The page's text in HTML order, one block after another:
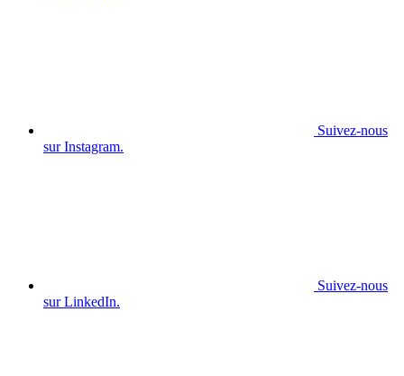
Suivez-nous
sur Instagram.
Suivez-nous
sur LinkedIn.